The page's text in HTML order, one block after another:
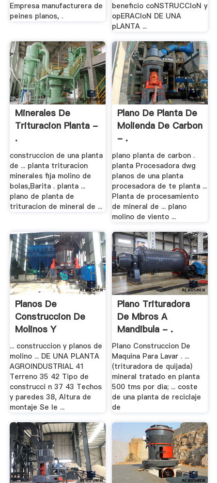
Empresa manufacturera de
peines planos, .
beneficio coNSTRUCCIoN y
opERACIoN DE UNA
pLANTA ...
Minerales De
Trituracion Planta -
.
construccion de una planta
de ... planta trituracion
minerales fija molino de
bolas,Barita . planta ...
plano de planta de
trituracion de mineral de ...
Plano De Planta De
Molienda De Carbon
- .
plano planta de carbon .
planta Procesadora dwg
planos de una planta
procesadora de te planta ...
Planta de procesamiento
de mineral de ... plano
molino de viento ...
Planos De
Construccion De
Molinos Y
Mezcladoras .
... construccion y planos de
molino ... DE UNA PLANTA
AGROINDUSTRIAL 41
Terreno 35 42 Tipo de
construcci n 37 43 Techos
y paredes 38, Altura de
montaje Se le ...
Plano Trituradora
De Mbros A
Mandibula - .
Plano Construccion De
Maquina Para Lavar . ...
(trituradora de quijada)
mineral tratado en planta
500 tms por dia; ... coste
de una planta de reciclaje
de